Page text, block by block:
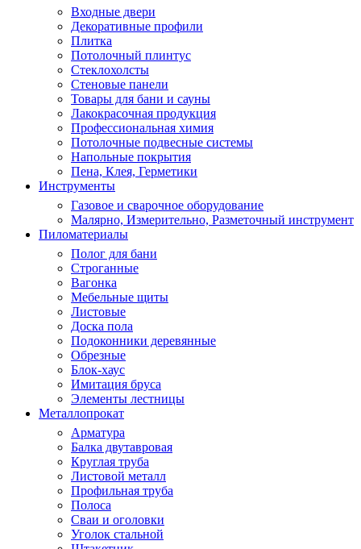
Входные двери
Декоративные профили
Плитка
Потолочный плинтус
Стеклохолсты
Стеновые панели
Товары для бани и сауны
Лакокрасочная продукция
Профессиональная химия
Потолочные подвесные системы
Напольные покрытия
Пена, Клея, Герметики
Инструменты
Газовое и сварочное оборудование
Малярно, Измерительно, Разметочный инструмент
Пиломатериалы
Полог для бани
Строганные
Вагонка
Мебельные щиты
Листовые
Доска пола
Подоконники деревянные
Обрезные
Блок-хаус
Имитация бруса
Элементы лестницы
Металлопрокат
Арматура
Балка двутавровая
Круглая труба
Листовой металл
Профильная труба
Полоса
Сваи и оголовки
Уголок стальной